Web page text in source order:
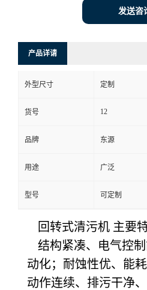
发送咨
产品详请
外型尺寸 定制
货号 12
品牌 东源
用途 广泛
型号 可定制
回转式清污机 主要特
结构紧凑、电气控
动化；耐蚀性优、能
动作连续、排污干净、